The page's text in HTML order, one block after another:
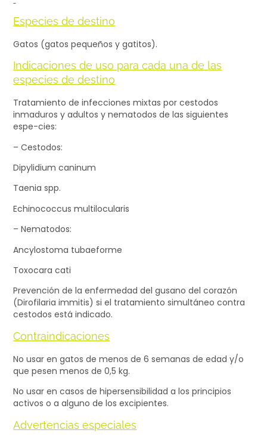
Especies de destino
Gatos (gatos pequeños y gatitos).
Indicaciones de uso para cada una de las
especies de destino
Tratamiento de infecciones mixtas por cestodos
inmaduros y adultos y nematodos de las siguientes
espe-cies:
– Cestodos:
Dipylidium caninum
Taenia spp.
Echinococcus multilocularis
– Nematodos:
Ancylostoma tubaeforme
Toxocara cati
Prevención de la enfermedad del gusano del corazón
(Dirofilaria immitis) si el tratamiento simultáneo contra
cestodos está indicado.
Contraindicaciones
No usar en gatos de menos de 6 semanas de edad y/o
que pesen menos de 0,5 kg.
No usar en casos de hipersensibilidad a los principios
activos o a alguno de los excipientes.
Advertencias especiales